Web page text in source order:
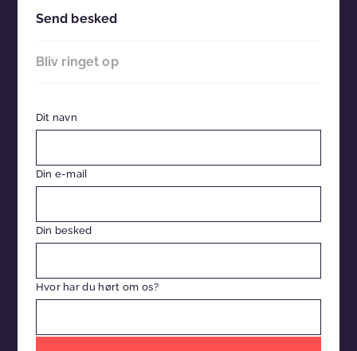
Send besked
Bliv ringet op
Dit navn
Din e-mail
Din besked
Hvor har du hørt om os?